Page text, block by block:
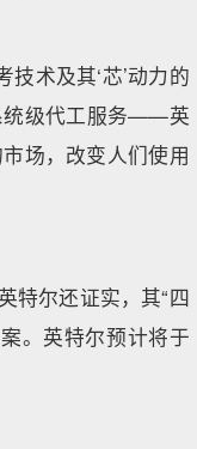
术及其‘芯’动力的
统级代工服务——英
场，改变人们使用
特尔还证实，其“四
。英特尔预计将于